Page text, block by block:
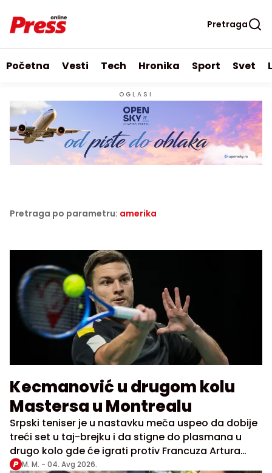
Pretraga
Početna Vesti Tech Hronika Sport Svet
OGLASI
Pretraga po parametru: amerika
Kecmanović u drugom kolu
Mastersa u Montrealu
Srpski teniser je u nastavku meča uspeo da dobije
treći set u taj-brejku i da stigne do plasmana u
drugo kolo gde će igrati protiv Francuza Artura
Rinderkneša, koji je bio slobodan u prvom kolu
M. M. - 04. Avg 2026.